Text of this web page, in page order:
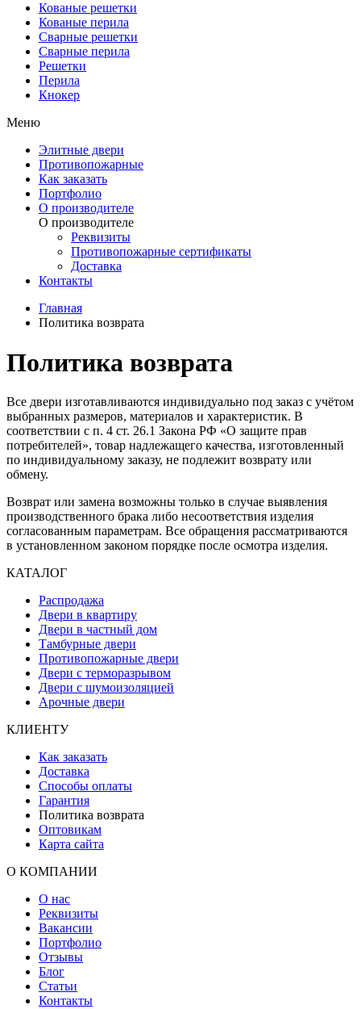
Кованые решетки
Кованые перила
Сварные решетки
Сварные перила
Решетки
Перила
Кнокер
Меню
Элитные двери
Противопожарные
Как заказать
Портфолио
О производителе
О производителе
Реквизиты
Противопожарные сертификаты
Доставка
Контакты
Главная
Политика возврата
Политика возврата
Все двери изготавливаются индивидуально под заказ с учётом
выбранных размеров, материалов и характеристик. В
соответствии с п. 4 ст. 26.1 Закона РФ «О защите прав
потребителей», товар надлежащего качества, изготовленный
по индивидуальному заказу, не подлежит возврату или
обмену.
Возврат или замена возможны только в случае выявления
производственного брака либо несоответствия изделия
согласованным параметрам. Все обращения рассматриваются
в установленном законом порядке после осмотра изделия.
КАТАЛОГ
Распродажа
Двери в квартиру
Двери в частный дом
Тамбурные двери
Противопожарные двери
Двери с терморазрывом
Двери с шумоизоляцией
Арочные двери
КЛИЕНТУ
Как заказать
Доставка
Способы оплаты
Гарантия
Политика возврата
Оптовикам
Карта сайта
О КОМПАНИИ
О нас
Реквизиты
Вакансии
Портфолио
Отзывы
Блог
Статьи
Контакты